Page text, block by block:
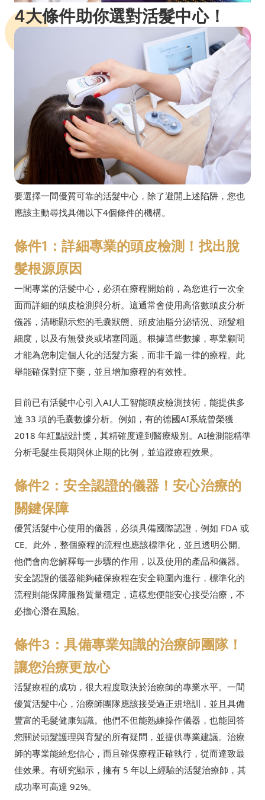
4大條件助你選對活髮中心！
要選擇一間優質可靠的活髮中心，除了避開上述陷阱，您也
應該主動尋找具備以下4個條件的機構。
條件1：詳細專業的頭皮檢測！找出脫
髮根源原因
一間專業的活髮中心，必須在療程開始前，為您進行一次全
面而詳細的頭皮檢測與分析。這通常會使用高倍數頭皮分析
儀器，清晰顯示您的毛囊狀態、頭皮油脂分泌情況、頭髮粗
細度，以及有無發炎或堵塞問題。根據這些數據，專業顧問
才能為您制定個人化的活髮方案，而非千篇一律的療程。此
舉能確保對症下藥，並且增加療程的有效性。
目前已有活髮中心引入AI人工智能頭皮檢測技術，能提供多
達 33 項的毛囊數據分析。例如，有的德國AI系統曾榮獲
2018 年紅點設計獎，其精確度達到醫療級別。AI檢測能精準
分析毛髮生長期與休止期的比例，並追蹤療程效果。
條件2：安全認證的儀器！安心治療的
關鍵保障
優質活髮中心使用的儀器，必須具備國際認證，例如 FDA 或
CE。此外，整個療程的流程也應該標準化，並且透明公開。
他們會向您解釋每一步驟的作用，以及使用的產品和儀器。
安全認證的儀器能夠確保療程在安全範圍內進行，標準化的
流程則能保障服務質量穩定，這樣您便能安心接受治療，不
必擔心潛在風險。
條件3：具備專業知識的治療師團隊！
讓您治療更放心
活髮療程的成功，很大程度取決於治療師的專業水平。一間
優質活髮中心，治療師團隊應該接受過正規培訓，並且具備
豐富的毛髮健康知識。他們不但能熟練操作儀器，也能回答
您關於頭髮護理與育髮的所有疑問，並提供專業建議。治療
師的專業能給您信心，而且確保療程正確執行，從而達致最
佳效果。有研究顯示，擁有 5 年以上經驗的活髮治療師，其
成功率可高達 92%。